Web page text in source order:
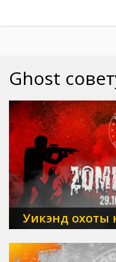
Ghost
Уикэнд охоты